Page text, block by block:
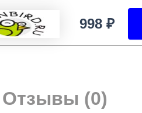
998 ₽
Отзывы (0)